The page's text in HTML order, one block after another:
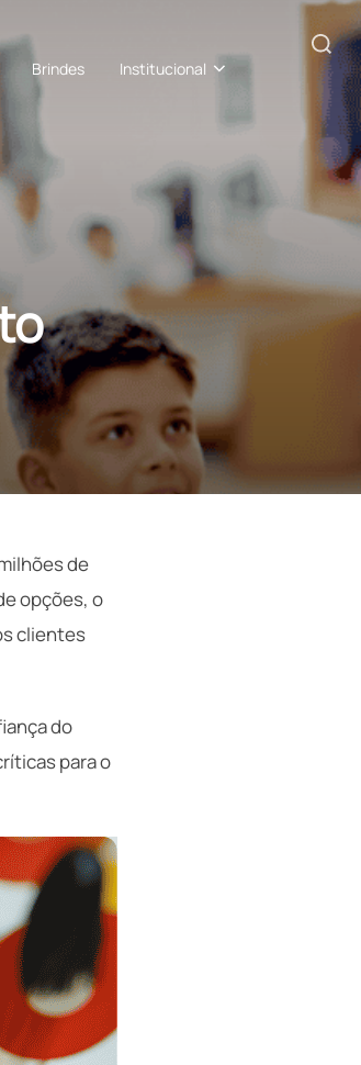
Brindes Institucional
Pesquisar
de
opções, o
clientes
do
para o